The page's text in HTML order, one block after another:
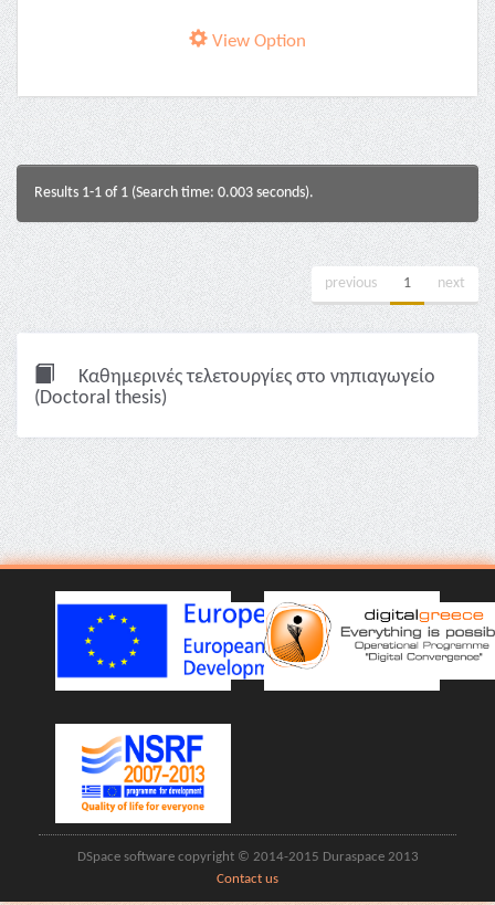
View Option
Results 1-1 of 1 (Search time: 0.003 seconds).
previous 1 next
Καθημερινές τελετουργίες στο νηπιαγωγείο
(Doctoral thesis)
DSpace software copyright © 2014-2015 Duraspace 2013
Contact us